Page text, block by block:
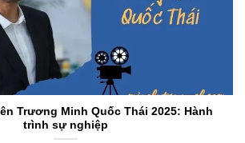
Trương Minh Quốc Thái 2025: Hành
trình sự nghiệp